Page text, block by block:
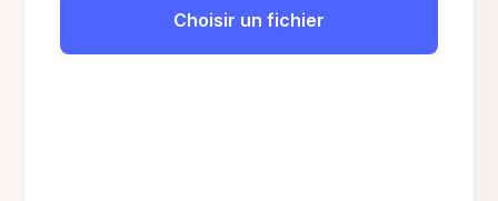
Choisir un fichier